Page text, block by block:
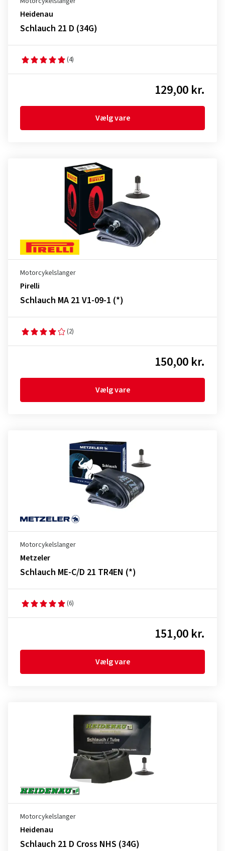
Heidenau
Schlauch 21 D (34G)
(4)
129,00 kr.
Vælg vare
Motorcykelslanger
Pirelli
Schlauch MA 21 V1-09-1 (*)
(2)
150,00 kr.
Vælg vare
Motorcykelslanger
Metzeler
Schlauch ME-C/D 21 TR4EN (*)
(6)
151,00 kr.
Vælg vare
Motorcykelslanger
Heidenau
Schlauch 21 D Cross NHS (34G)